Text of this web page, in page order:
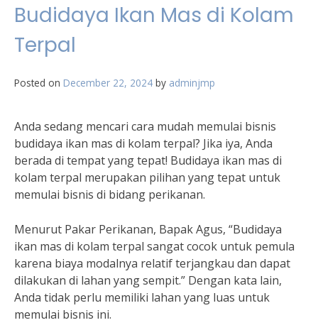
Budidaya Ikan Mas di Kolam
Terpal
Posted on December 22, 2024 by adminjmp
Anda sedang mencari cara mudah memulai bisnis
budidaya ikan mas di kolam terpal? Jika iya, Anda
berada di tempat yang tepat! Budidaya ikan mas di
kolam terpal merupakan pilihan yang tepat untuk
memulai bisnis di bidang perikanan.
Menurut Pakar Perikanan, Bapak Agus, “Budidaya
ikan mas di kolam terpal sangat cocok untuk pemula
karena biaya modalnya relatif terjangkau dan dapat
dilakukan di lahan yang sempit.” Dengan kata lain,
Anda tidak perlu memiliki lahan yang luas untuk
memulai bisnis ini.